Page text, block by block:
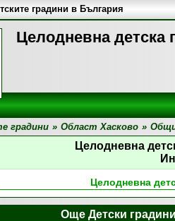
Целодневна детска
градини в България
градини » Област Хасково »
Целодневна
Целодневна
Още Детски